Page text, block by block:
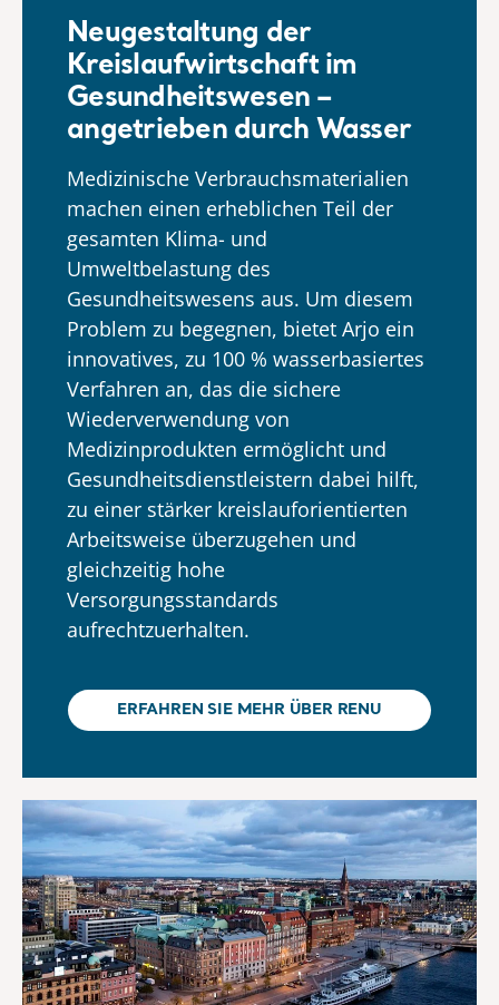
Neugestaltung der
Kreislaufwirtschaft im
Gesundheitswesen –
angetrieben durch Wasser
Medizinische Verbrauchsmaterialien
machen einen erheblichen Teil der
gesamten Klima- und
Umweltbelastung des
Gesundheitswesens aus. Um diesem
Problem zu begegnen, bietet Arjo ein
innovatives, zu 100 % wasserbasiertes
Verfahren an, das die sichere
Wiederverwendung von
Medizinprodukten ermöglicht und
Gesundheitsdienstleistern dabei hilft,
zu einer stärker kreislauforientierten
Arbeitsweise überzugehen und
gleichzeitig hohe
Versorgungsstandards
aufrechtzuerhalten.
ERFAHREN SIE MEHR ÜBER RENU